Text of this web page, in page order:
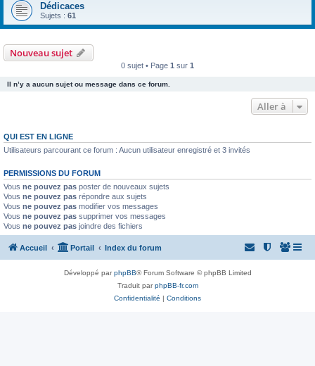
Dédicaces
Sujets : 61
Nouveau sujet
0 sujet • Page 1 sur 1
Il n’y a aucun sujet ou message dans ce forum.
Aller à
QUI EST EN LIGNE
Utilisateurs parcourant ce forum : Aucun utilisateur enregistré et 3 invités
PERMISSIONS DU FORUM
Vous ne pouvez pas poster de nouveaux sujets
Vous ne pouvez pas répondre aux sujets
Vous ne pouvez pas modifier vos messages
Vous ne pouvez pas supprimer vos messages
Vous ne pouvez pas joindre des fichiers
Accueil Portail Index du forum
Développé parphpBB® Forum Software © phpBB Limited
Traduit parphpBB-fr.com
Confidentialité | Conditions